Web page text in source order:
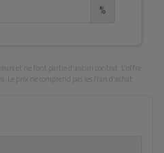
%
et ne font partie d'aucun contrat. L'offre
Le prix ne comprend pas les frais d'achat.